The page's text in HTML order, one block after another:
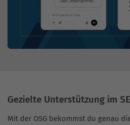
Gezielte Unterstützung im
Mit der OSG bekommst du genau